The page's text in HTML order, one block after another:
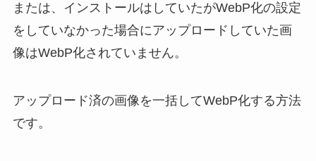
または、インストールはしていたがWebP化の設定
をしていなかった場合にアップロードしていた画
像はWebP化されていません。
アップロード済の画像を一括してWebP化する方法
です。